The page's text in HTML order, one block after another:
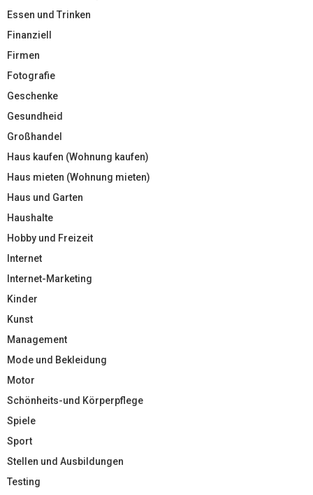
Essen und Trinken
Finanziell
Firmen
Fotografie
Geschenke
Gesundheid
Großhandel
Haus kaufen (Wohnung kaufen)
Haus mieten (Wohnung mieten)
Haus und Garten
Haushalte
Hobby und Freizeit
Internet
Internet-Marketing
Kinder
Kunst
Management
Mode und Bekleidung
Motor
Schönheits-und Körperpflege
Spiele
Sport
Stellen und Ausbildungen
Testing